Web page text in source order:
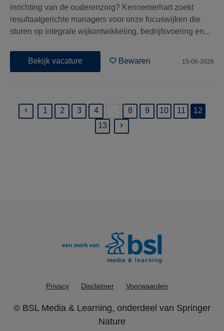
inrichting van de ouderenzorg? Kennemerhart zoekt
resultaatgerichte managers voor onze focuswijken die
sturen op integrale wijkontwikkeling, bedrijfsvoering en...
Bekijk vacature Bewaren 15-06-2026
1 2 3 4 8 9 10 11
12
13
Privacy Disclaimer Voorwaarden
© BSL Media & Learning, onderdeel van Springer
Nature